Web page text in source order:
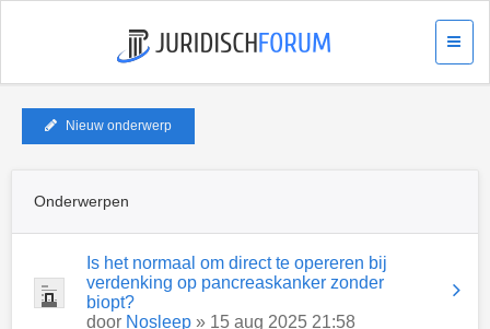
Nieuw onderwerp
Onderwerpen
Is het normaal om direct te opereren bij
verdenking op pancreaskanker zonder
biopt?
door Nosleep » 15 aug 2025 21:58